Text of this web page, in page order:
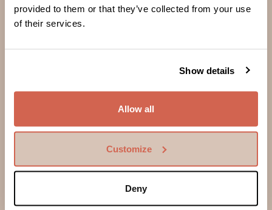
provided to them or that they’ve collected from your use
of their services.
Show details
Allow all
Customize
Deny
Genau wie Du unterstützen wir geliebte Menschen in der
Hilfe
Hilfe-Center
Betrug – Sensibilisierung und Prävention